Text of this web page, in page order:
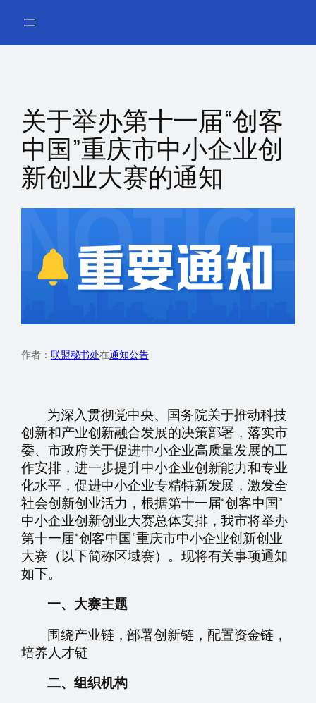
内
关于举办第十一届“创客
中国”重庆市中小企业创
新创业大赛的通知
作者： 联盟秘书处在通知公告
为深入贯彻党中央、国务院关于推动科技
创新和产业创新融合发展的决策部署，落实市
委、市政府关于促进中小企业高质量发展的工
作安排，进一步提升中小企业创新能力和专业
化水平，促进中小企业专精特新发展，激发全
社会创新创业活力，根据第十一届“创客中国”
中小企业创新创业大赛总体安排，我市将举办
第十一届“创客中国”重庆市中小企业创新创业
大赛（以下简称区域赛）。现将有关事项通知
如下。
一、大赛主题
围绕产业链，部署创新链，配置资金链，
培养人才链
二、组织机构